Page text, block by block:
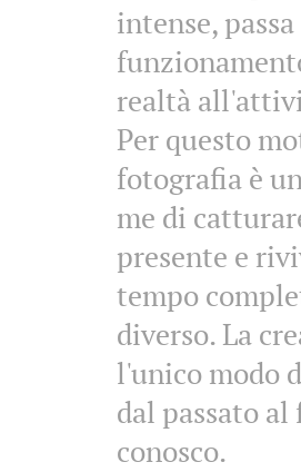
intense,
realtà
Per questo
fotografia è
me di
presente e
tempo
diverso. La
l'unico modo
dal passato
conosco.